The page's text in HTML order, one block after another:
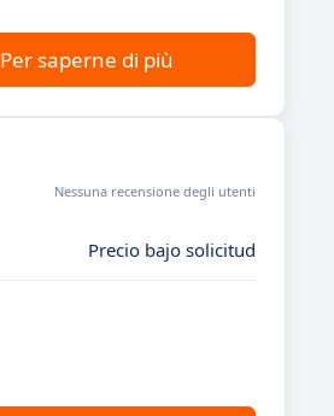
Per saperne di più
Nessuna recensione degli utenti
Precio bajo solicitud